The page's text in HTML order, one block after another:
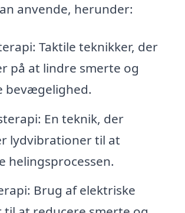
anvende, herunder:
Taktile teknikker, der
på at lindre smerte og
bevægelighed.
En teknik, der
lydvibrationer til at
helingsprocessen.
Brug af elektriske